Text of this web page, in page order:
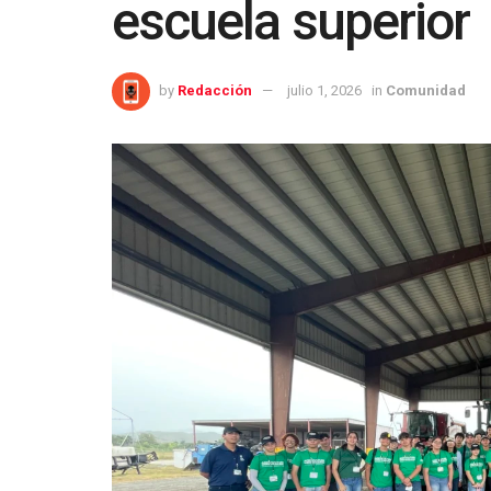
escuela superior
by Redacción julio 1, 2026 in Comunidad